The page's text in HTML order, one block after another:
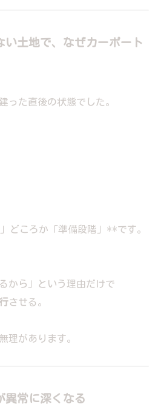
い土地で、なぜカーポート
った直後の状態でした。
どころか「準備段階」**です。
から」という理由だけで
させる。
理があります。
異常に深くなる